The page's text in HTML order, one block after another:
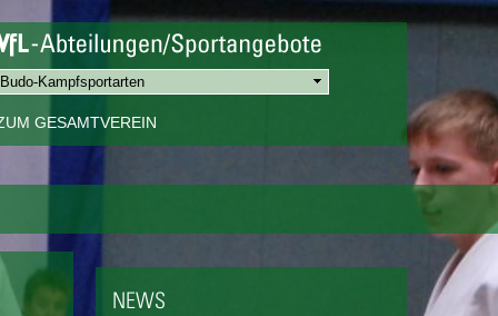
GESAMTVEREIN
NEWS